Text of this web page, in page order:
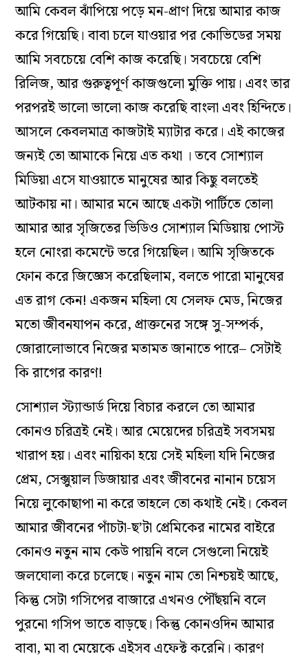
আমি কেবল ঝাঁপিয়ে পড়ে মন-প্রাণ দিয়ে আমার কাজ
করে গিয়েছি। বাবা চলে যাওয়ার পর কোভিডের সময়
আমি সবচেয়ে বেশি কাজ করেছি। সবচেয়ে বেশি
রিলিজ, আর গুরুত্বপূর্ণ কাজগুলো মুক্তি পায়। এবং তার
পরপরই ভালো ভালো কাজ করেছি বাংলা এবং হিন্দিতে।
আসলে কেবলমাত্র কাজটাই ম‌্যাটার করে। এই কাজের
জন্যই তো আমাকে নিয়ে এত কথা । তবে সোশ‌্যাল
মিডিয়া এসে যাওয়াতে মানুষের আর কিছু বলতেই
আটকায় না। আমার মনে আছে একটা পার্টিতে তোলা
আমার আর সৃজিতের ভিডিও সোশ‌্যাল মিডিয়ায় পোস্ট
হলে নোংরা কমেন্টে ভরে গিয়েছিল। আমি সৃজিতকে
ফোন করে জিজ্ঞেস করেছিলাম, বলতে পারো মানুষের
এত রাগ কেন! একজন মহিলা যে সেলফ মেড, নিজের
মতো জীবনযাপন করে, প্রাক্তনের সঙ্গে সু-সম্পর্ক,
জোরালোভাবে নিজের মতামত জানাতে পারে– সেটাই
কি রাগের কারণ!
সোশ‌্যাল স্ট‌্যান্ডার্ড দিয়ে বিচার করলে তো আমার
কোনও চরিত্রই নেই। আর মেয়েদের চরিত্রই সবসময়
খারাপ হয়। এবং নায়িকা হয়ে সেই মহিলা যদি নিজের
প্রেম, সেক্সুয়াল ডিজায়ার এবং জীবনের নানান চয়েস
নিয়ে লুকোছাপা না করে তাহলে তো কথাই নেই। কেবল
আমার জীবনের পাঁচটা-ছ’টা প্রেমিকের নামের বাইরে
কোনও নতুন নাম কেউ পায়নি বলে সেগুলো নিয়েই
জলঘোলা করে চলেছে। নতুন নাম তো নিশ্চয়ই আছে,
কিন্তু সেটা গসিপের বাজারে এখনও পৌঁছয়নি বলে
পুরনো গসিপ ভাতে বাড়ছে। কিন্তু কোনওদিন আমার
বাবা, মা বা মেয়েকে এইসব এফেক্ট করেনি। কারণ